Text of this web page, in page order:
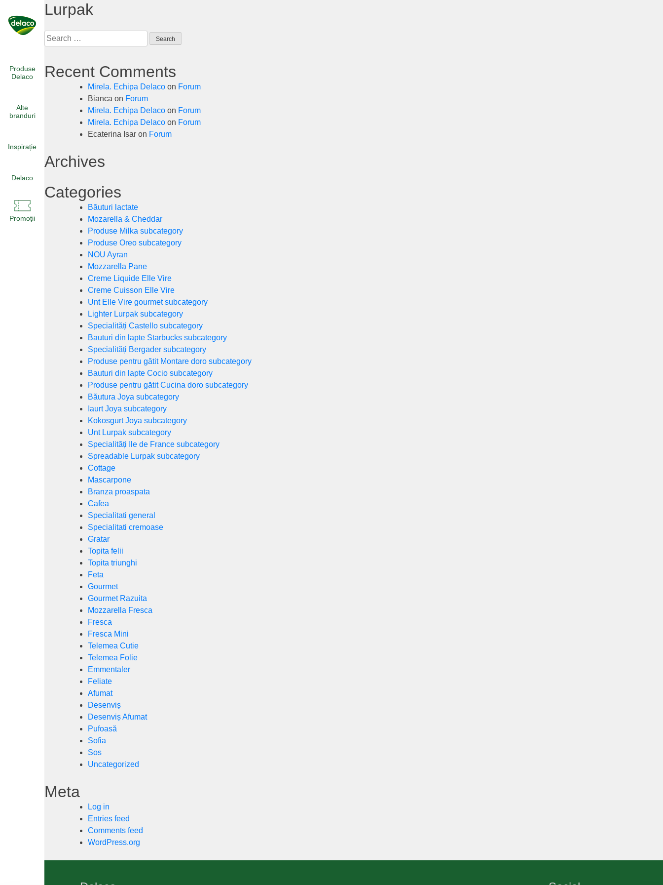
content
Produse
Delaco
Alte
branduri
Inspirație
Delaco
Promoții
Lurpak
Search
for:
Recent Comments
Mirela. Echipa Delaco on Forum
Bianca on Forum
Mirela. Echipa Delaco on Forum
Mirela. Echipa Delaco on Forum
Ecaterina Isar on Forum
Archives
Categories
Băuturi lactate
Mozarella & Cheddar
Produse Milka subcategory
Produse Oreo subcategory
NOU Ayran
Mozzarella Pane
Creme Liquide Elle Vire
Creme Cuisson Elle Vire
Unt Elle Vire gourmet subcategory
Lighter Lurpak subcategory
Specialități Castello subcategory
Bauturi din lapte Starbucks subcategory
Specialități Bergader subcategory
Produse pentru gătit Montare doro subcategory
Bauturi din lapte Cocio subcategory
Produse pentru gătit Cucina doro subcategory
Băutura Joya subcategory
Iaurt Joya subcategory
Kokosgurt Joya subcategory
Unt Lurpak subcategory
Specialități Ile de France subcategory
Spreadable Lurpak subcategory
Cottage
Mascarpone
Branza proaspata
Cafea
Specialitati general
Specialitati cremoase
Gratar
Topita felii
Topita triunghi
Feta
Gourmet
Gourmet Razuita
Mozzarella Fresca
Fresca
Fresca Mini
Telemea Cutie
Telemea Folie
Emmentaler
Feliate
Afumat
Desenviș
Desenviș Afumat
Pufoasă
Sofia
Sos
Uncategorized
Meta
Log in
Entries feed
Comments feed
WordPress.org